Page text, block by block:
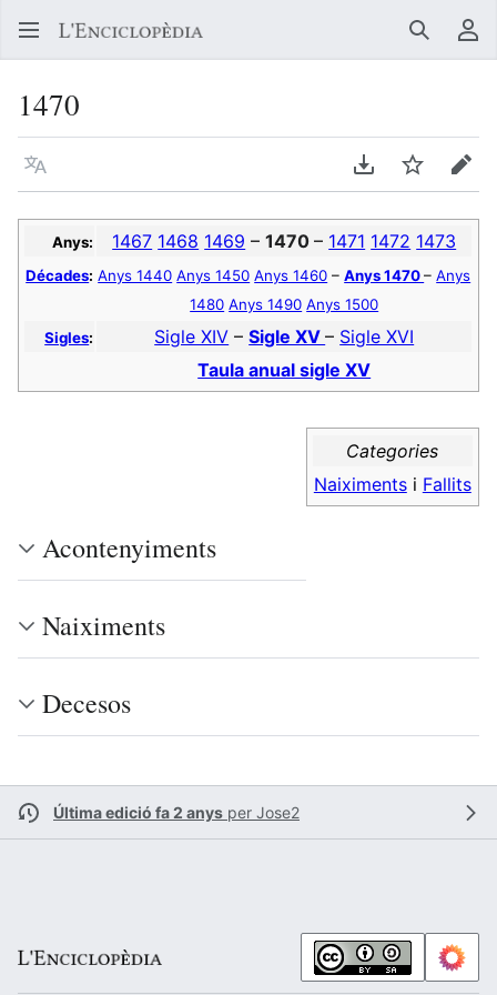
Buscar
1470
Llegir en un atre idioma Descarregar en
Vigilar
Anys: 1467 1468 1469 –1470– 1471 1472 1473
Décades: Anys 1440 Anys 1450 Anys 1460 –Anys 1470–Anys
1480 Anys 1490 Anys 1500
Sigles: Sigle XIV –Sigle XV– Sigle XVI
Taula anual sigle XV
Categories
Naiximentsi Fallits
Acontenyiments
Naiximents
Decesos
Última edició fa 2 anys per Jose2